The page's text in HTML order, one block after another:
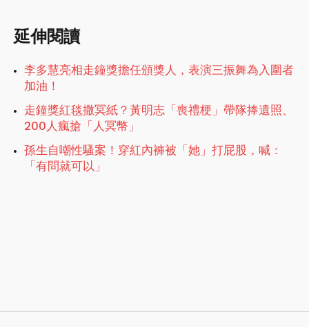
延伸閱讀
李多慧亮相走鐘獎擔任頒獎人，表演三振舞為入圍者
加油！
走鐘獎紅毯撒冥紙？黃明志「喪禮梗」帶隊捧遺照、
200人瘋搶「人冥幣」
孫生自嘲性騷案！穿紅內褲被「她」打屁股，喊：
「有問就可以」